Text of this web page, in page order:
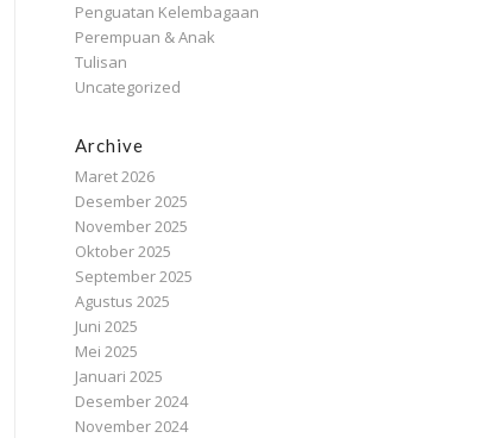
Penguatan Kelembagaan
Perempuan & Anak
Tulisan
Uncategorized
Archive
Maret 2026
Desember 2025
November 2025
Oktober 2025
September 2025
Agustus 2025
Juni 2025
Mei 2025
Januari 2025
Desember 2024
November 2024